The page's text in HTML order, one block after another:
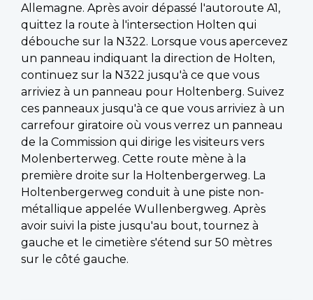
Allemagne. Après avoir dépassé l'autoroute A1,
quittez la route à l'intersection Holten qui
débouche sur la N322. Lorsque vous apercevez
un panneau indiquant la direction de Holten,
continuez sur la N322 jusqu'à ce que vous
arriviez à un panneau pour Holtenberg. Suivez
ces panneaux jusqu'à ce que vous arriviez à un
carrefour giratoire où vous verrez un panneau
de la Commission qui dirige les visiteurs vers
Molenberterweg. Cette route mène à la
première droite sur la Holtenbergerweg. La
Holtenbergerweg conduit à une piste non-
métallique appelée Wullenbergweg. Après
avoir suivi la piste jusqu'au bout, tournez à
gauche et le cimetière s'étend sur 50 mètres
sur le côté gauche.